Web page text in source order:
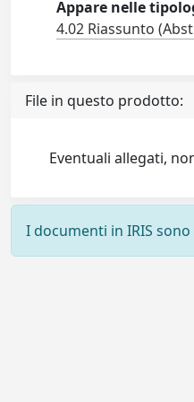
Appare nelle
4.02 Riassunto
File in questo prodotto:
Eventuali allegati,
I documenti in IRIS